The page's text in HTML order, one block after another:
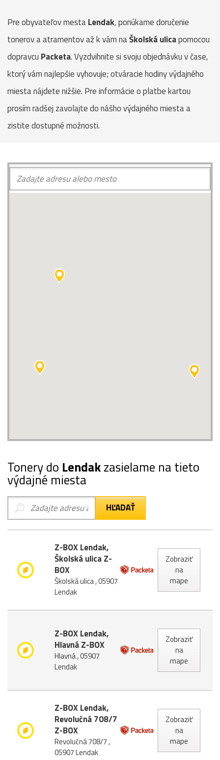
Pre obyvateľov mestaLendak, ponúkame doručenie
tonerov a atramentov až k vám naŠkolská ulicapomocou
dopravcu Packeta. Vyzdvihnite si svoju objednávku v čase,
ktorý vám najlepšie vyhovuje; otváracie hodiny výdajného
miesta nájdete nižšie. Pre informácie o platbe kartou
prosím radšej zavolajte do nášho výdajného miesta a
zistite dostupné možnosti.
Tonery do Lendakzasielame na tieto
výdajné miesta
Z-BOX Lendak,
Školská ulica Z-
BOX
Školská ulica , 05907
Lendak
Zobraziť
na
mape
Z-BOX Lendak,
Hlavná Z-BOX
Hlavná , 05907
Lendak
Zobraziť
na
mape
Z-BOX Lendak,
Revolučná 708/7
Z-BOX
Revolučná 708/7 ,
05907 Lendak
Zobraziť
na
mape